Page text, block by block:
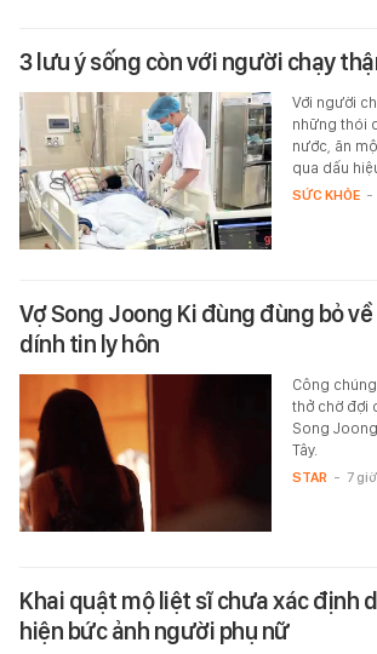
3 lưu ý sống còn với người chạy
Với người
những thói
nước, ăn
qua dấu
SỨC KHỎE -
Vợ Song Joong Ki đùng đùng bỏ
dính tin ly hôn
Công
thở chờ đợi
Song
Tây.
STAR - 7
Khai quật mộ liệt sĩ chưa xác định
hiện bức ảnh người phụ nữ